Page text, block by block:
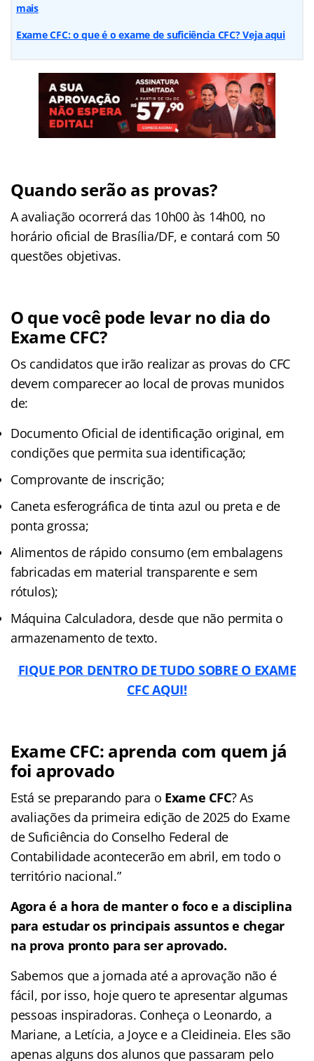
mais
Exame CFC: o que é o exame de suficiência CFC? Veja aqui
Quando serão as provas?
A avaliação ocorrerá das 10h00 às 14h00, no
horário oficial de Brasília/DF, e contará com 50
questões objetivas.
O que você pode levar no dia do
Exame CFC?
Os candidatos que irão realizar as provas do CFC
devem comparecer ao local de provas munidos
de:
Documento Oficial de identificação original, em
condições que permita sua identificação;
Comprovante de inscrição;
Caneta esferográfica de tinta azul ou preta e de
ponta grossa;
Alimentos de rápido consumo (em embalagens
fabricadas em material transparente e sem
rótulos);
Máquina Calculadora, desde que não permita o
armazenamento de texto.
FIQUE POR DENTRO DE TUDO SOBRE O EXAME
CFC AQUI!
Exame CFC: aprenda com quem já
foi aprovado
Está se preparando para o Exame CFC? As
avaliações da primeira edição de 2025 do Exame
de Suficiência do Conselho Federal de
Contabilidade acontecerão em abril, em todo o
território nacional.”
Agora é a hora de manter o foco e a disciplina
para estudar os principais assuntos e chegar
na prova pronto para ser aprovado.
Sabemos que a jornada até a aprovação não é
fácil, por isso, hoje quero te apresentar algumas
pessoas inspiradoras. Conheça o Leonardo, a
Mariane, a Letícia, a Joyce e a Cleidineia. Eles são
apenas alguns dos alunos que passaram pelo